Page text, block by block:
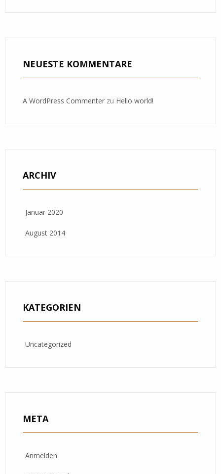
NEUESTE KOMMENTARE
A WordPress Commenter zu Hello world!
ARCHIV
Januar 2020
August 2014
KATEGORIEN
Uncategorized
META
Anmelden